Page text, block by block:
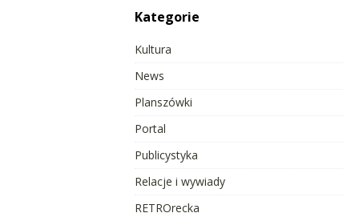
Kategorie
Kultura
News
Planszówki
Portal
Publicystyka
Relacje i wywiady
RETROrecka